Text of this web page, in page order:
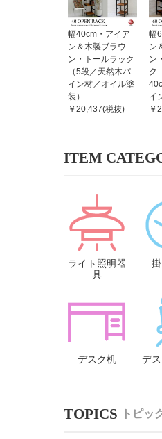
幅40cm・アイア
ン＆木製ブラウ
ン・トールラック
（5段／天然木パ
イン材／オイル塗
装）
￥20,437(税抜)
幅
ン
ン
ク
イ
￥
ライト照明器
具
デスク机 デ
トピッ